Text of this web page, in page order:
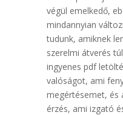
végül emelkedő,
mindannyian
tudunk, amiknek
szerelmi átverés
ingyenes pdf
valóságot, ami
megértésemet, és
érzés, ami izgató